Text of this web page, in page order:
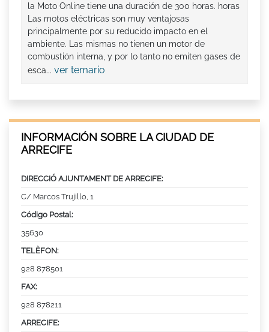
la Moto Online tiene una duración de 300 horas. horas
Las motos eléctricas son muy ventajosas
principalmente por su reducido impacto en el
ambiente. Las mismas no tienen un motor de
combustión interna, y por lo tanto no emiten gases de
esca... ver temario
INFORMACIÓN SOBRE LA CIUDAD DE
ARRECIFE
DIRECCIÓ AJUNTAMENT DE ARRECIFE:
C/ Marcos Trujillo, 1
Código Postal:
35630
TELÈFON:
928 878501
FAX:
928 878211
ARRECIFE: